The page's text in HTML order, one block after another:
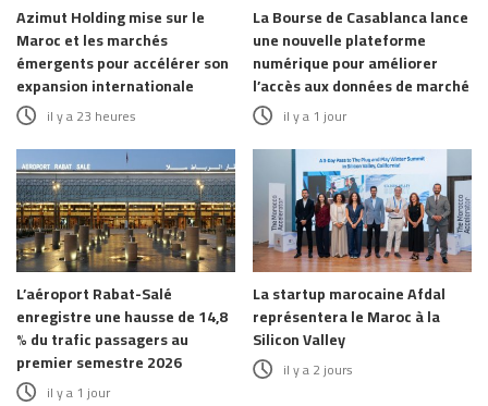
Azimut Holding mise sur le
Maroc et les marchés
émergents pour accélérer son
expansion internationale
il y a 23 heures
La Bourse de Casablanca lance
une nouvelle plateforme
numérique pour améliorer
l’accès aux données de marché
il y a 1 jour
L’aéroport Rabat-Salé
enregistre une hausse de 14,8
% du trafic passagers au
premier semestre 2026
il y a 1 jour
La startup marocaine Afdal
représentera le Maroc à la
Silicon Valley
il y a 2 jours